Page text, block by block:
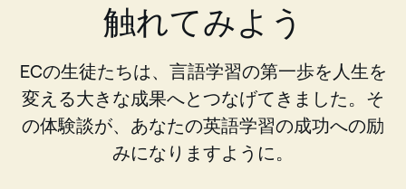
触れてみよう
ECの生徒たちは、言語学習の第一歩を人生を
変える大きな成果へとつなげてきました。そ
の体験談が、あなたの英語学習の成功への励
みになりますように。